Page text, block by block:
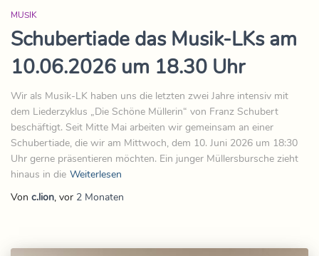
MUSIK
Schubertiade das Musik-LKs am
10.06.2026 um 18.30 Uhr
Wir als Musik-LK haben uns die letzten zwei Jahre intensiv mit
dem Liederzyklus „Die Schöne Müllerin“ von Franz Schubert
beschäftigt. Seit Mitte Mai arbeiten wir gemeinsam an einer
Schubertiade, die wir am Mittwoch, dem 10. Juni 2026 um 18:30
Uhr gerne präsentieren möchten. Ein junger Müllersbursche zieht
hinaus in die Weiterlesen
Von c.lion, vor 2 Monaten